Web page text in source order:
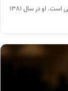
بهاره افشاری (متولد ۱۴ تیر ۱۳۶۳) یکی از بازیگران مشهور ایرانی است. او در سال ۱۳۸۱